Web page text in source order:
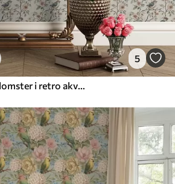
5
Fugle på grene med blomster i retro akvarel-stil